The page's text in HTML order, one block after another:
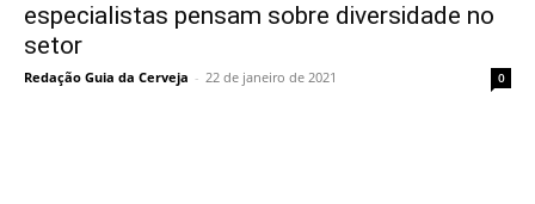
especialistas pensam sobre diversidade no
setor
Redação Guia da Cerveja - 22 de janeiro de 2021 0